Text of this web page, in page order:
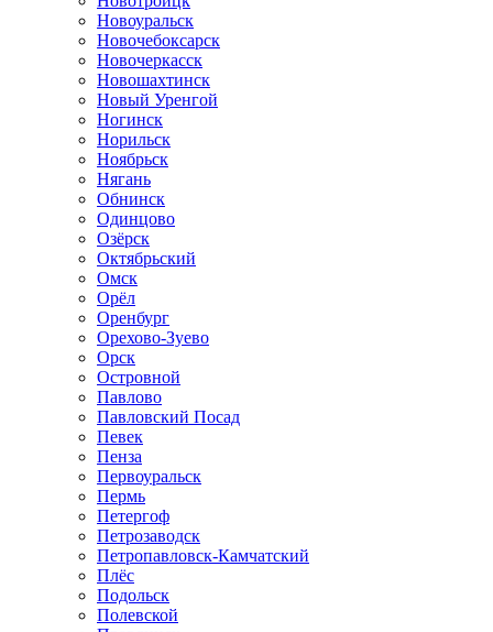
Новоуральск
Новочебоксарск
Новочеркасск
Новошахтинск
Новый Уренгой
Ногинск
Норильск
Ноябрьск
Нягань
Обнинск
Одинцово
Озёрск
Октябрьский
Омск
Орёл
Оренбург
Орехово-Зуево
Орск
Островной
Павлово
Павловский Посад
Певек
Пенза
Первоуральск
Пермь
Петергоф
Петрозаводск
Петропавловск-Камчатский
Плёс
Подольск
Полевской